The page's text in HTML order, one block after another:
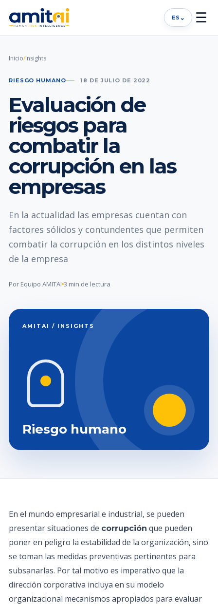
ES ⌄ ☰
Inicio/Insights
RIESGO HUMANO 18 DE JULIO DE 2022
Evaluación de
riesgos para
combatir la
corrupción en las
empresas
En la actualidad las empresas cuentan con
factores sólidos y contundentes que permiten
combatir la corrupción en los distintos niveles
de la empresa
Por Equipo AMITAI 3 min de lectura
AMITAI / INSIGHTS
Riesgo humano
En el mundo empresarial e industrial, se pueden
presentar situaciones de corrupción que pueden
poner en peligro la estabilidad de la organización, sino
se toman las medidas preventivas pertinentes para
subsanarlas. Por tal motivo es imperativo que la
dirección corporativa incluya en su modelo
organizacional mecanismos apropiados para evaluar